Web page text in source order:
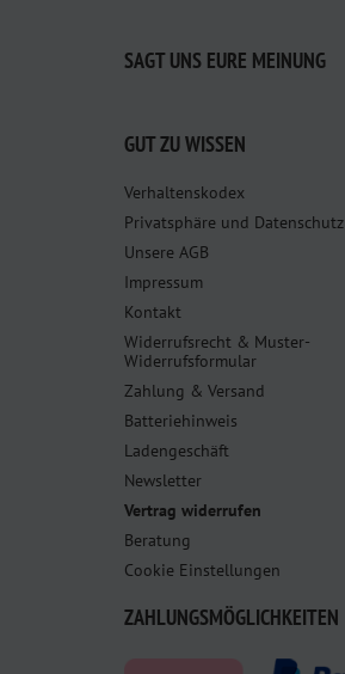
SAGT UNS EURE MEINUNG
GUT ZU WISSEN
Verhaltenskodex
Privatsphäre und Datenschutz
Unsere AGB
Impressum
Kontakt
Widerrufsrecht & Muster-
Widerrufsformular
Zahlung & Versand
Batteriehinweis
Ladengeschäft
Newsletter
Vertrag widerrufen
Beratung
Cookie Einstellungen
ZAHLUNGSMÖGLICHKEITEN